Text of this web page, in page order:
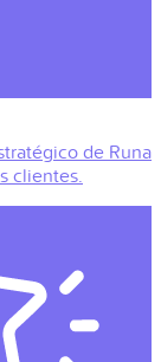
de Runa
clientes.